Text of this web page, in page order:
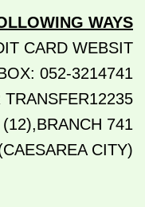
WAYS
CARD WEBSIT
052-3214741
741
CITY)